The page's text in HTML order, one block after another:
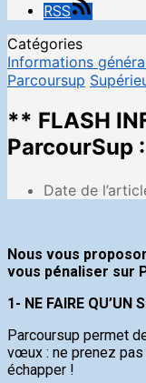
RSS
Catégories
Informations
Parcoursup
** FLASH
ParcourSup
Date de
Nous vous
vous pénaliser sur
1- NE FAIRE QU’UN
Parcoursup permet
vœux : ne prenez
échapper !